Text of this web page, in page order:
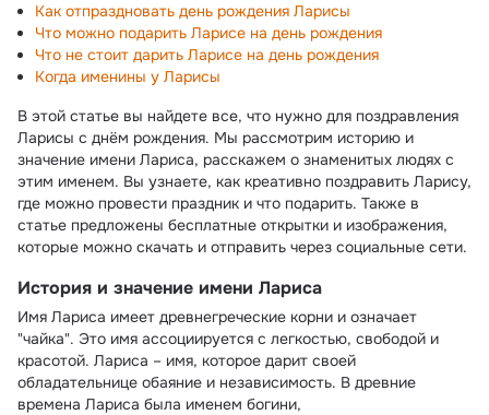
Как отпраздновать день рождения Ларисы
Что можно подарить Ларисе на день рождения
Что не стоит дарить Ларисе на день рождения
Когда именины у Ларисы
В этой статье вы найдете все, что нужно для поздравления
Ларисы с днём рождения. Мы рассмотрим историю и
значение имени Лариса, расскажем о знаменитых людях с
этим именем. Вы узнаете, как креативно поздравить Ларису,
где можно провести праздник и что подарить. Также в
статье предложены бесплатные открытки и изображения,
которые можно скачать и отправить через социальные сети.
История и значение имени Лариса
Имя Лариса имеет древнегреческие корни и означает
"чайка". Это имя ассоциируется с легкостью, свободой и
красотой. Лариса – имя, которое дарит своей
обладательнице обаяние и независимость. В древние
времена Лариса была именем богини,